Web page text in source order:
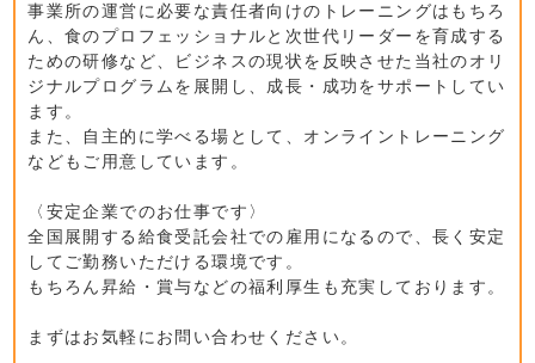
事業所の運営に必要な責任者向けのトレーニングはもちろ
ん、食のプロフェッショナルと次世代リーダーを育成する
ための研修など、ビジネスの現状を反映させた当社のオリ
ジナルプログラムを展開し、成長・成功をサポートしてい
ます。
また、自主的に学べる場として、オンライントレーニング
などもご用意しています。
〈安定企業でのお仕事です〉
全国展開する給食受託会社での雇用になるので、長く安定
してご勤務いただける環境です。
もちろん昇給・賞与などの福利厚生も充実しております。
まずはお気軽にお問い合わせください。